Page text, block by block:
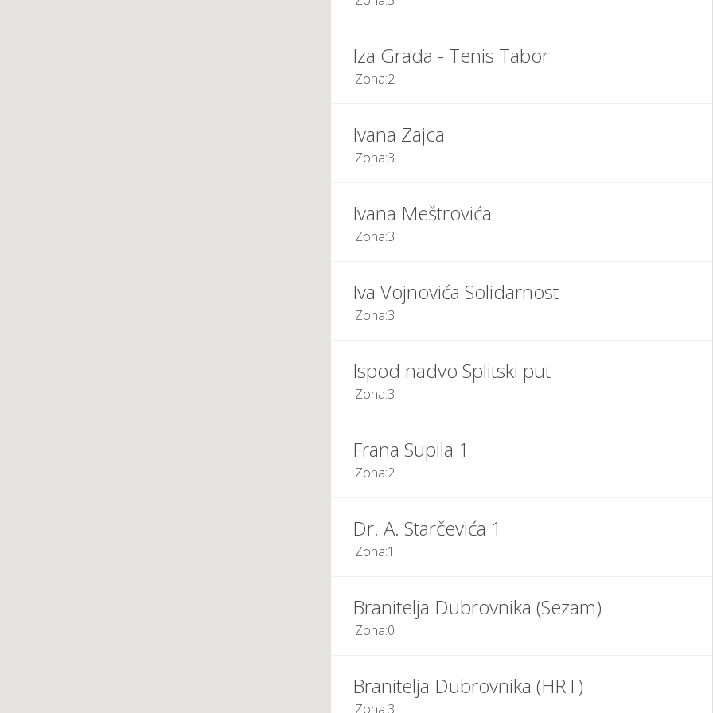
Iza Grada - Tenis Tabor
Zona:2
Ivana Zajca
Zona:3
Ivana Meštrovića
Zona:3
Iva Vojnovića Solidarnost
Zona:3
Ispod nadvo Splitski put
Zona:3
Frana Supila 1
Zona:2
Dr. A. Starčevića 1
Zona:1
Branitelja Dubrovnika (Sezam)
Zona:0
Branitelja Dubrovnika (HRT)
Zona:3